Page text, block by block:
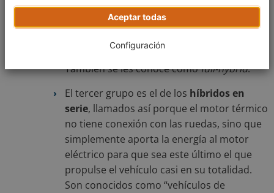
ruedas. Esto supone una dificultad técnica
añadida al funcionamiento, pero este tipo
optimizarla de forma más eficiente.
También se les conoce comofull-hybrid.
El tercer grupo es el de los híbridos en
serie, llamados así porque el motor térmico
no tiene conexión con las ruedas, sino que
simplemente aporta la energía al motor
eléctrico para que sea este último el que
propulse el vehículo casi en su totalidad.
Son conocidos como “vehículos de
Aceptar todas
Configuración